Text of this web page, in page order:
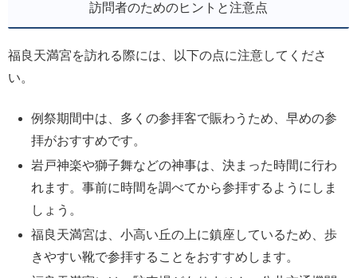
訪問者のためのヒントと注意点
福良天満宮を訪れる際には、以下の点に注意してくださ
い。
例祭期間中は、多くの参拝客で賑わうため、早めの参
拝がおすすめです。
岩戸神楽や獅子舞などの神事は、決まった時間に行わ
れます。事前に時間を調べてから参拝するようにしま
しょう。
福良天満宮は、小高い丘の上に鎮座しているため、歩
きやすい靴で参拝することをおすすめします。